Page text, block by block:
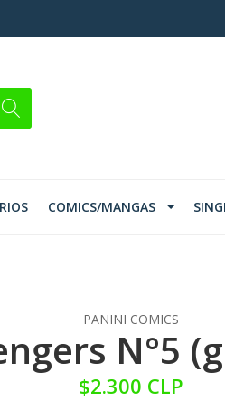
COMICS/MANGAS
PANINI COMICS
N°5
$2.300 CLP